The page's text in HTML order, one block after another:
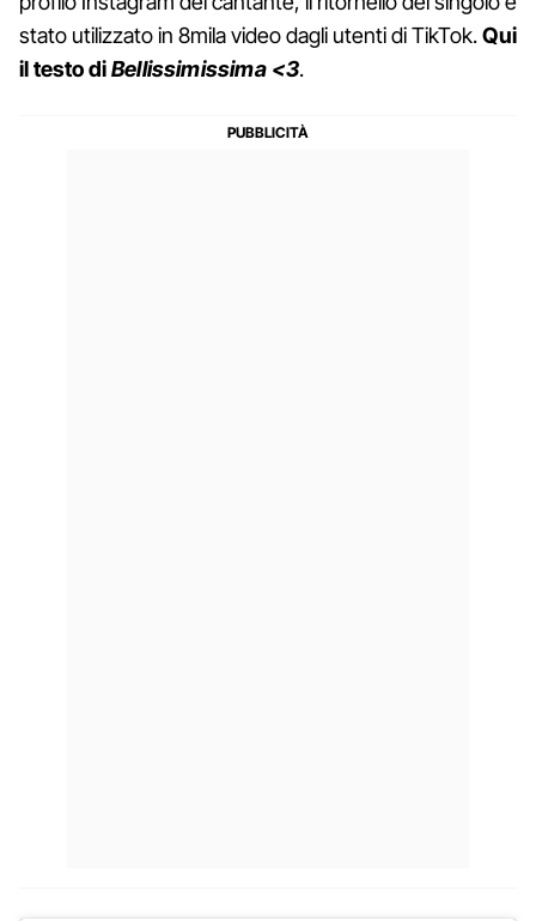
stato utilizzato in 8mila video dagli utenti di TikTok.Qui
il testo diBellissimissima <3.